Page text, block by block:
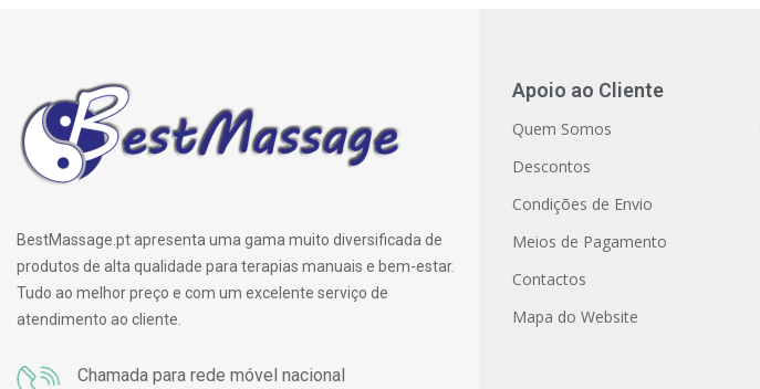
BestMassage.pt apresenta uma gama muito diversificada de
produtos de alta qualidade para terapias manuais e bem-estar.
Tudo ao melhor preço e com um excelente serviço de
atendimento ao cliente.
Chamada para rede móvel nacional
Apoio ao Cliente
Quem Somos
Descontos
Condições de Envio
Meios de Pagamento
Contactos
Mapa do Website